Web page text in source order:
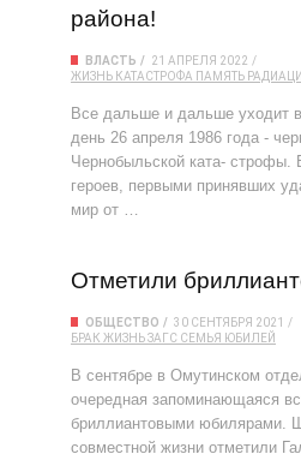
района!
ВЛАСТЬ
21 АПРЕЛЯ 2022
ЖИЗНЬ КАТАСТРОФА ПАМЯТЬ
Все дальше и дальше уходит
день 26 апреля 1986 года -
Чернобыльской ката- строфы.
героев, первыми принявших
мир от …
Отметили
ОБЩЕСТВО
30 СЕНТЯБРЯ 2021
БРАК ЖИЗНЬЗАГС СЕМЬЯ ЮБИЛЕЙ
В сентябре в Омутинском
очередная запоминающаяся
бриллиантовыми юбилярами.
совместной жизни отметили